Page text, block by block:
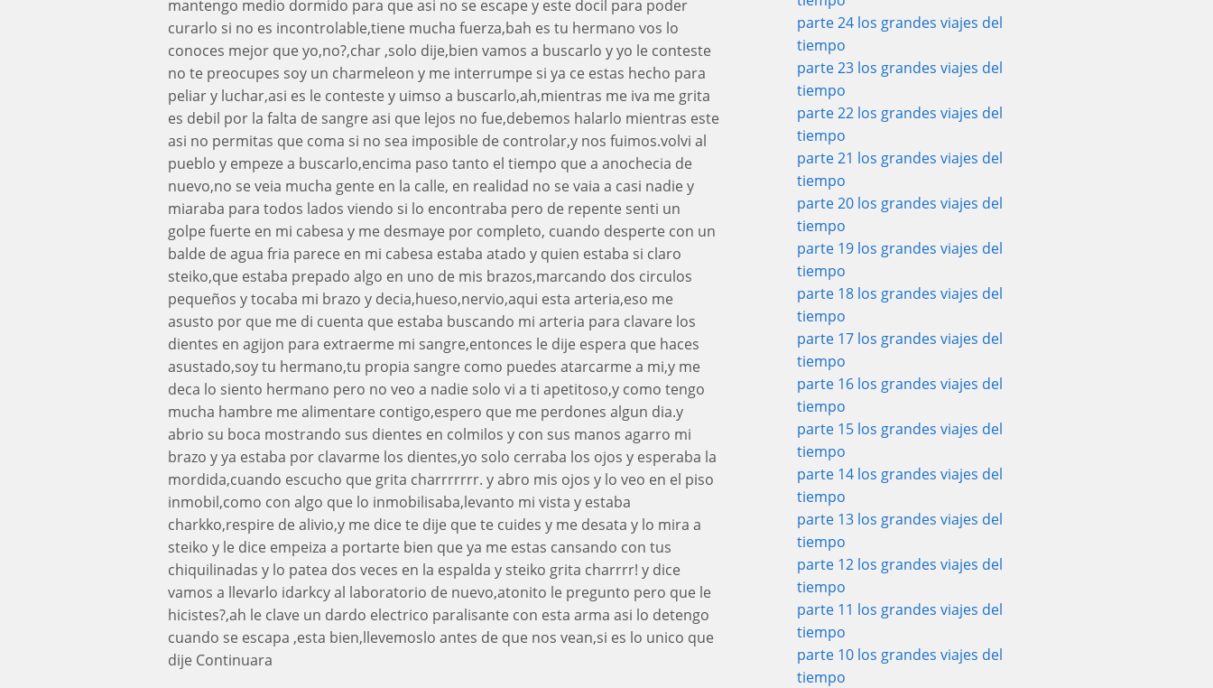
mantengo medio dormido para que asi no se escape y este docil para poder
curarlo si no es incontrolable,tiene mucha fuerza,bah es tu hermano vos lo
conoces mejor que yo,no?,char ,solo dije,bien vamos a buscarlo y yo le conteste
no te preocupes soy un charmeleon y me interrumpe si ya ce estas hecho para
peliar y luchar,asi es le conteste y uimso a buscarlo,ah,mientras me iva me grita
es debil por la falta de sangre asi que lejos no fue,debemos halarlo mientras este
asi no permitas que coma si no sea imposible de controlar,y nos fuimos.volvi al
pueblo y empeze a buscarlo,encima paso tanto el tiempo que a anochecia de
nuevo,no se veia mucha gente en la calle, en realidad no se vaia a casi nadie y
miaraba para todos lados viendo si lo encontraba pero de repente senti un
golpe fuerte en mi cabesa y me desmaye por completo, cuando desperte con un
balde de agua fria parece en mi cabesa estaba atado y quien estaba si claro
steiko,que estaba prepado algo en uno de mis brazos,marcando dos circulos
pequeños y tocaba mi brazo y decia,hueso,nervio,aqui esta arteria,eso me
asusto por que me di cuenta que estaba buscando mi arteria para clavare los
dientes en agijon para extraerme mi sangre,entonces le dije espera que haces
asustado,soy tu hermano,tu propia sangre como puedes atarcarme a mi,y me
deca lo siento hermano pero no veo a nadie solo vi a ti apetitoso,y como tengo
mucha hambre me alimentare contigo,espero que me perdones algun dia.y
abrio su boca mostrando sus dientes en colmilos y con sus manos agarro mi
brazo y ya estaba por clavarme los dientes,yo solo cerraba los ojos y esperaba la
mordida,cuando escucho que grita charrrrrrr. y abro mis ojos y lo veo en el piso
inmobil,como con algo que lo inmobilisaba,levanto mi vista y estaba
charkko,respire de alivio,y me dice te dije que te cuides y me desata y lo mira a
steiko y le dice empeiza a portarte bien que ya me estas cansando con tus
chiquilinadas y lo patea dos veces en la espalda y steiko grita charrrr! y dice
vamos a llevarlo idarkcy al laboratorio de nuevo,atonito le pregunto pero que le
hicistes?,ah le clave un dardo electrico paralisante con esta arma asi lo detengo
cuando se escapa ,esta bien,llevemoslo antes de que nos vean,si es lo unico que
dije Continuara
parte 24 los grandes viajes del
tiempo
parte 23 los grandes viajes del
tiempo
parte 22 los grandes viajes del
tiempo
parte 21 los grandes viajes del
tiempo
parte 20 los grandes viajes del
tiempo
parte 19 los grandes viajes del
tiempo
parte 18 los grandes viajes del
tiempo
parte 17 los grandes viajes del
tiempo
parte 16 los grandes viajes del
tiempo
parte 15 los grandes viajes del
tiempo
parte 14 los grandes viajes del
tiempo
parte 13 los grandes viajes del
tiempo
parte 12 los grandes viajes del
tiempo
parte 11 los grandes viajes del
tiempo
parte 10 los grandes viajes del
tiempo